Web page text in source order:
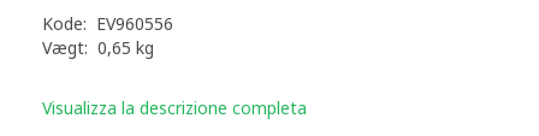
Kode: EV960556
Vægt: 0,65 kg
Visualizza la descrizione completa